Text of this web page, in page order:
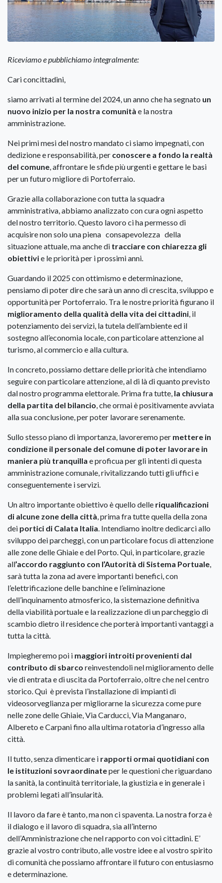
Riceviamo e pubblichiamo integralmente:
Cari concittadini,
siamo arrivati al termine del 2024, un anno che ha segnato un
nuovo inizio per la nostra comunità e la nostra
amministrazione.
Nei primi mesi del nostro mandato ci siamo impegnati, con
dedizione e responsabilità, per conoscere a fondo la realtà
del comune, affrontare le sfide più urgenti e gettare le basi
per un futuro migliore di Portoferraio.
Grazie alla collaborazione con tutta la squadra
amministrativa, abbiamo analizzato con cura ogni aspetto
del nostro territorio. Questo lavoro ci ha permesso di
acquisire non solo una piena consapevolezza della
situazione attuale, ma anche di tracciare con chiarezza gli
obiettivie le priorità per i prossimi anni.
Guardando il 2025 con ottimismo e determinazione,
pensiamo di poter dire che sarà un anno di crescita, sviluppo e
opportunità per Portoferraio. Tra le nostre priorità figurano il
miglioramento della qualità della vita dei cittadini, il
potenziamento dei servizi, la tutela dell’ambiente ed il
sostegno all’economia locale, con particolare attenzione al
turismo, al commercio e alla cultura.
In concreto, possiamo dettare delle priorità che intendiamo
seguire con particolare attenzione, al di là di quanto previsto
dal nostro programma elettorale. Prima fra tutte, la chiusura
della partita del bilancio, che ormai è positivamente avviata
alla sua conclusione, per poter lavorare serenamente.
Sullo stesso piano di importanza, lavoreremo per mettere in
condizione il personale del comune di poter lavorare in
maniera più tranquilla e proficua per gli intenti di questa
amministrazione comunale, rivitalizzando tutti gli uffici e
conseguentemente i servizi.
Un altro importante obiettivo è quello delle riqualificazioni
di alcune zone della città, prima fra tutte quella della zona
dei portici di Calata Italia. Intendiamo inoltre dedicarci allo
sviluppo dei parcheggi, con un particolare focus di attenzione
alle zone delle Ghiaie e del Porto. Qui, in particolare, grazie
all’accordo raggiunto con l’Autorità di Sistema Portuale,
sarà tutta la zona ad avere importanti benefici, con
l’elettrificazione delle banchine e l’eliminazione
dell’inquinamento atmosferico, la sistemazione definitiva
della viabilità portuale e la realizzazione di un parcheggio di
scambio dietro il residence che porterà importanti vantaggi a
tutta la città.
Impiegheremo poi i maggiori introiti provenienti dal
contributo di sbarco reinvestendoli nel miglioramento delle
vie di entrata e di uscita da Portoferraio, oltre che nel centro
storico. Qui è prevista l’installazione di impianti di
videosorveglianza per migliorarne la sicurezza come pure
nelle zone delle Ghiaie, Via Carducci, Via Manganaro,
Albereto e Carpani fino alla ultima rotatoria d’ingresso alla
città.
Il tutto, senza dimenticare i rapporti ormai quotidiani con
le istituzioni sovraordinateper le questioni che riguardano
la sanità, la continuità territoriale, la giustizia e in generale i
problemi legati all’insularità.
Il lavoro da fare è tanto, ma non ci spaventa. La nostra forza è
il dialogo e il lavoro di squadra, sia all’interno
dell’Amministrazione che nel rapporto con voi cittadini. E’
grazie al vostro contributo, alle vostre idee e al vostro spirito
di comunità che possiamo affrontare il futuro con entusiasmo
e determinazione.